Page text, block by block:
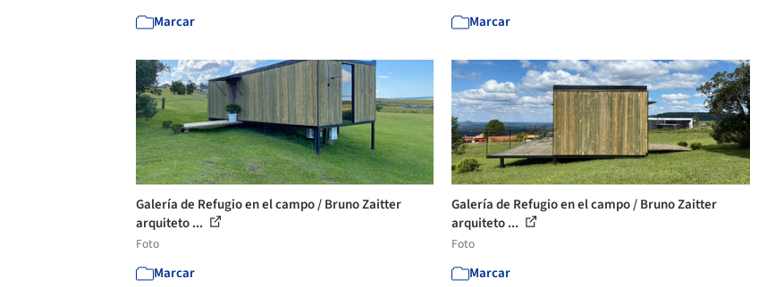
Marcar Marcar
Galería de Refugio en el campo / Bruno Zaitter
arquiteto ...
Foto
Marcar
Galería de Refugio en el campo / Bruno Zaitter
arquiteto ...
Foto
Marcar